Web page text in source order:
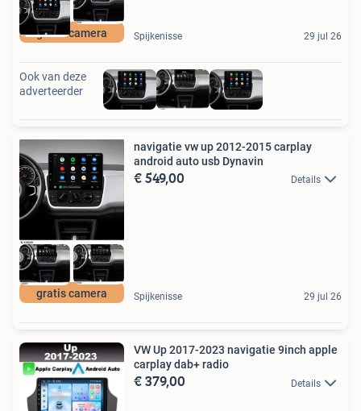
gratis camera Spijkenisse 29 jul 26
Ook van deze
adverteerder
gratis camera
navigatie vw up 2012-2015 carplay
android auto usb Dynavin
€ 549,00 Details
Spijkenisse 29 jul 26
VW Up 2017-2023 navigatie 9inch apple
carplay dab+ radio
€ 379,00 Details